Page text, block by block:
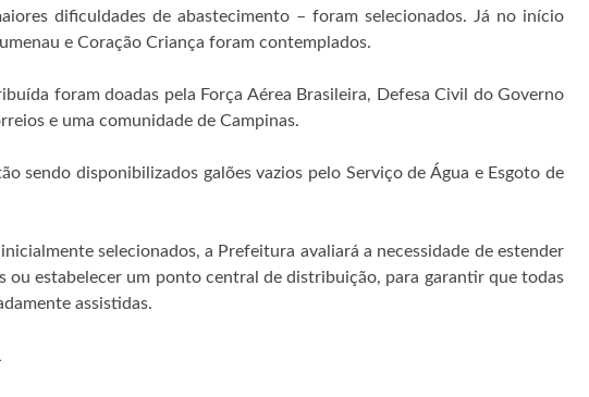
dificuldades de abastecimento – foram selecionados. Já no início
e Coração Criança foram contemplados.
foram doadas pela Força Aérea Brasileira, Defesa Civil do Governo
e uma comunidade de Campinas.
sendo disponibilizados galões vazios pelo Serviço de Água e Esgoto de
selecionados, a Prefeitura avaliará a necessidade de estender
ou estabelecer um ponto central de distribuição, para garantir que todas
assistidas.